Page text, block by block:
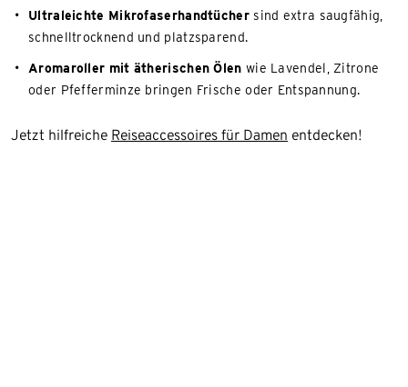
Ultraleichte Mikrofaserhandtüchersind extra saugfähig,
schnelltrocknend und platzsparend.
Aromaroller mit ätherischen Ölen wie Lavendel, Zitrone
oder Pfefferminze bringen Frische oder Entspannung.
Jetzt hilfreiche Reiseaccessoires für Damen entdecken!